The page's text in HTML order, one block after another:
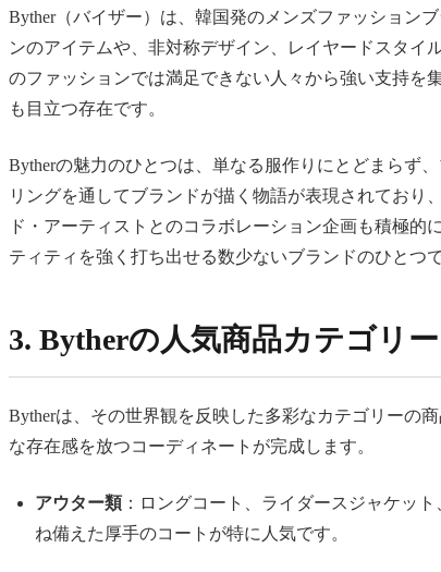
Byther（バイザー）は、韓国発のメンズファッション
ンのアイテムや、非対称デザイン、レイヤードスタ
のファッションでは満足できない人々から強い支持を
も目立つ存在です。
Bytherの魅力のひとつは、単なる服作りにとどまらず
リングを通してブランドが描く物語が表現されてお
ド・アーティストとのコラボレーション企画も積極
ティティを強く打ち出せる数少ないブランドのひとつで
3. Bytherの人気商品カテゴリ
Bytherは、その世界観を反映した多彩なカテゴリーの
な存在感を放つコーディネートが完成します。
アウター類：ロングコート、ライダースジャケッ
ね備えた厚手のコートが特に人気です。